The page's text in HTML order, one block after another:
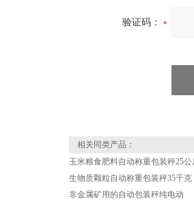
验证码：
相关同类产品：
玉米粮食肥料自动称重包装秤25公
生物质颗粒自动称重包装秤35千克
非金属矿用的自动包装秤纯电动